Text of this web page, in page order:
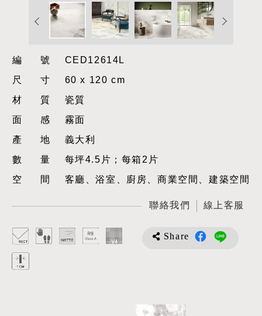
編號CED12614L
尺寸60 x 120 cm
材質瓷質
面感霧面
產地義大利
數量每坪4.5片；每箱2片
空間客廳、浴室、廚房、商業空間、建築空間
聯絡我們 線上客服
Share